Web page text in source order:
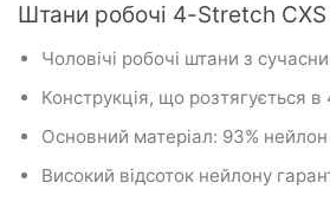
Штани робочі 4-Stretch
Чоловічі робочі штани з
Конструкція, що розтягується
Основний матеріал: 93%
Високий відсоток нейлону